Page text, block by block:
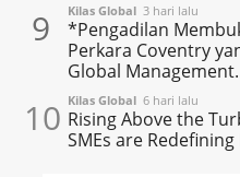
9 Kilas Global 3 hari lalu
*Pengadilan
Perkara Coventry
Global
10 Kilas Global 6 hari lalu
Rising Above the
SMEs are